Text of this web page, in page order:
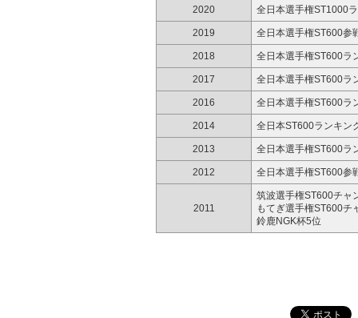
2020 全日本選手権ST1000
2019 全日本選手権ST600参
2018 全日本選手権ST600ラ
2017 全日本選手権ST600ラ
2016 全日本選手権ST600ラ
2014 全日本ST600ランキン
2013 全日本選手権ST600ラ
2012 全日本選手権ST600参
2011
筑波選手権ST600チャ
もてぎ選手権ST600チ
鈴鹿NGK杯5位